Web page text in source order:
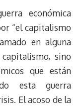
económica
“el capitalismo
en alguna
sino
que están
esta guerra
El acoso de la